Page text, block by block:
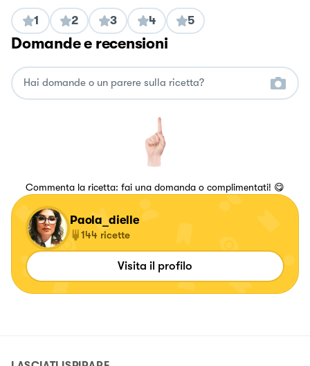
1 2 3 4 5
Domande e recensioni
Commenta la ricetta: fai una domanda o complimentati! 😋
Paola_dielle
144 ricette
Visita il profilo